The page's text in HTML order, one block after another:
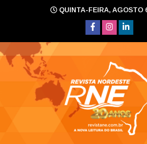
QUINTA-FEIRA, AGOSTO